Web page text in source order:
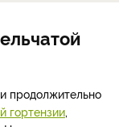
продолжительно
гортензии